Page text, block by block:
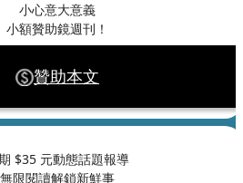
小心意大意義
小額贊助鏡週刊！
贊助本文
$35 元動態話題報導
無限閱讀解鎖新鮮事